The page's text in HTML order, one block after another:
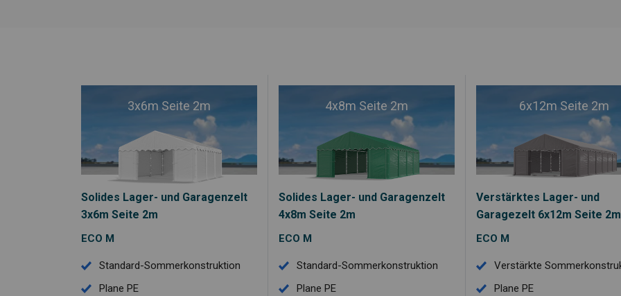
3x6m Seite 2m
Solides Lager- und Garagenzelt
3x6m Seite 2m
ECO M
Standard-Sommerkonstruktion
Plane PE
4x8m Seite 2m
Solides Lager- und Garagenzelt
4x8m Seite 2m
ECO M
Standard-Sommerkonstruktion
Plane PE
6x12m Seite 2m
Verstärktes Lager- und
Garagezelt 6x12m Seite 2m
ECO M
Verstärkte
Plane PE